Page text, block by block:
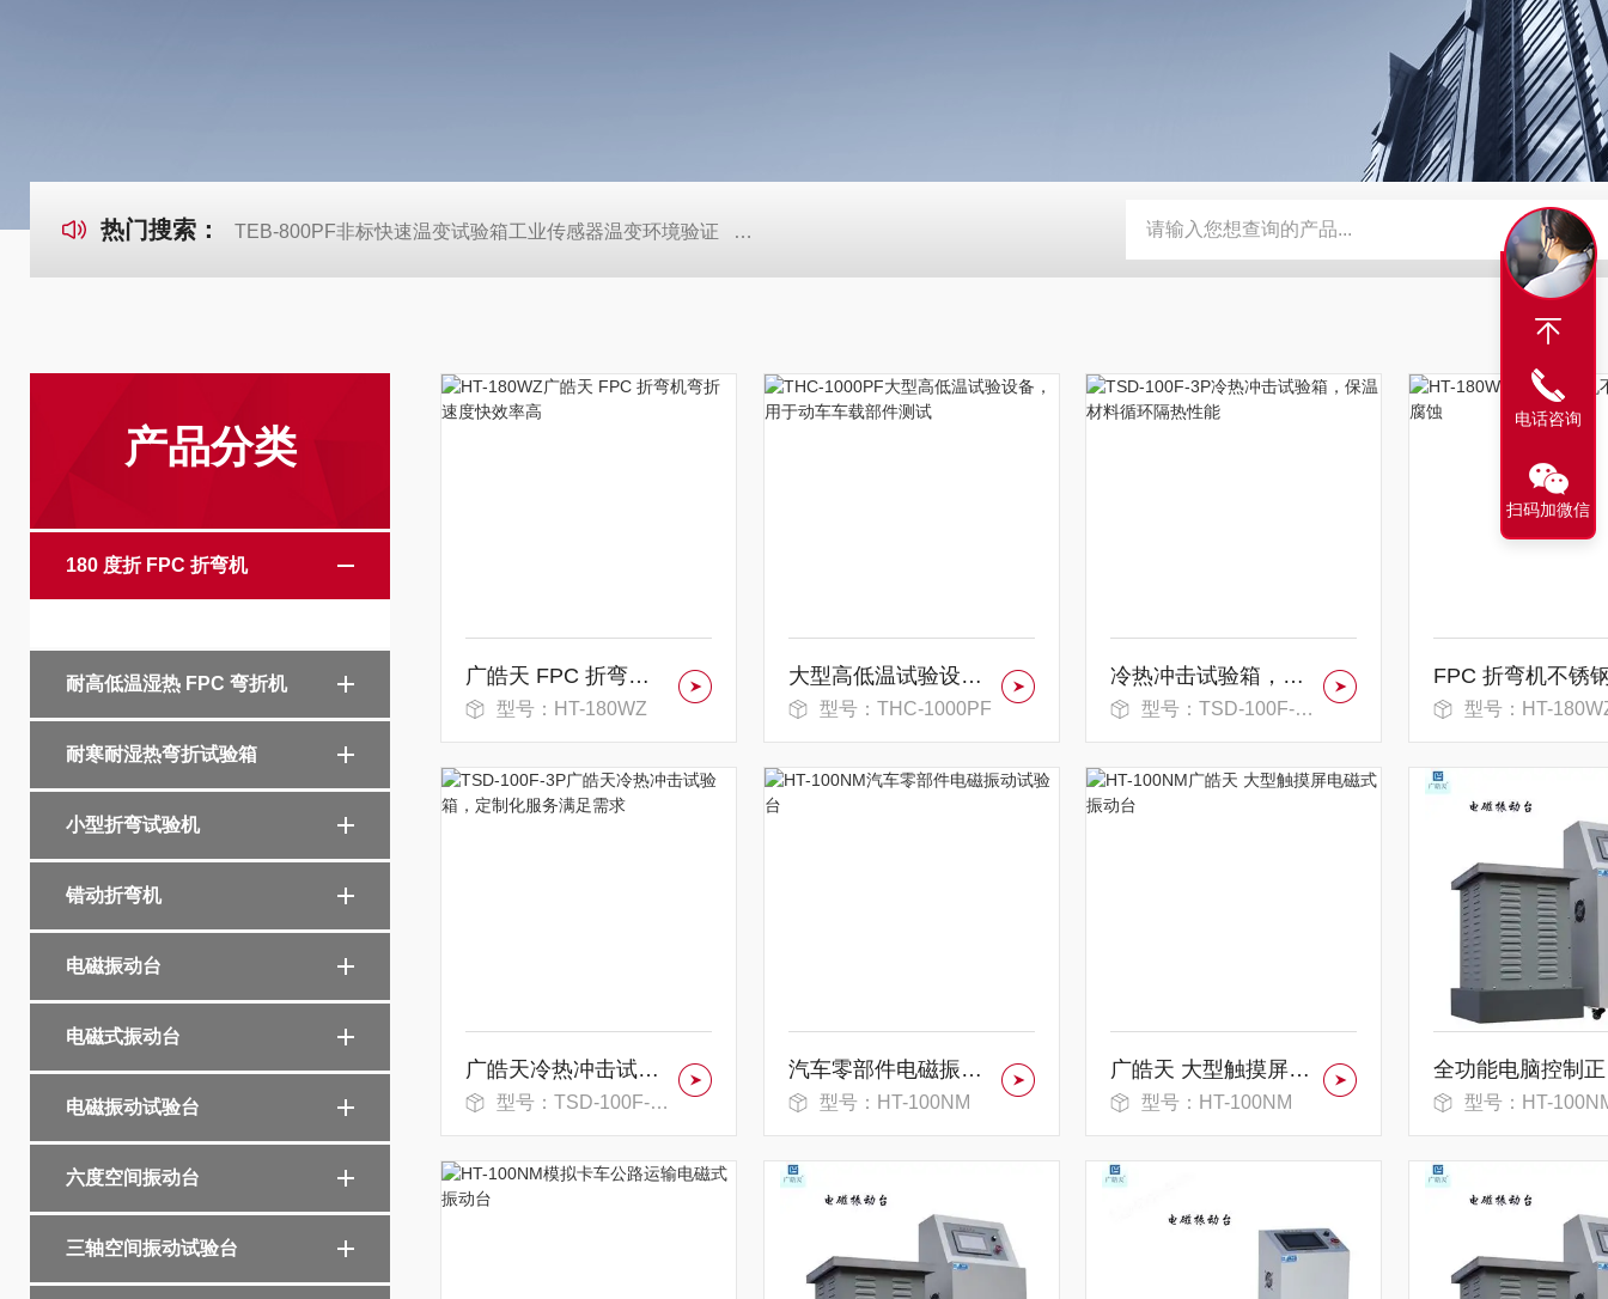
热门搜索： TEB-800PF非标快速温变试验箱工业传感器温变环境验证 TEB-600PF快温变高低温实验箱、自动补水功能 SMD-210PF-FPC抗寒耐湿 FPC 折弯机 TEB-
产品分类
180 度折 FPC 折弯机
耐高低温湿热 FPC 弯折机
耐寒耐湿热弯折试验箱
小型折弯试验机
错动折弯机
电磁振动台
电磁式振动台
电磁振动试验台
六度空间振动台
三轴空间振动试验台
广皓天 FPC 折弯机弯折速度快效率高
型号：HT-180WZ
大型高低温试验设备，用于动车车载部件测试
型号：THC-1000PF
冷热冲击试验箱，保温材料循环隔热性能
型号：TSD-100F-3P 型号：HT-
广皓天冷热冲击试验箱，定制化服务满足需求
型号：TSD-100F-3P
汽车零部件电磁振动试验台
型号：HT-100NM
广皓天 大型触摸屏电磁式振动台
型号：HT-100NM 型号：HT-
电话咨询
扫码加微信